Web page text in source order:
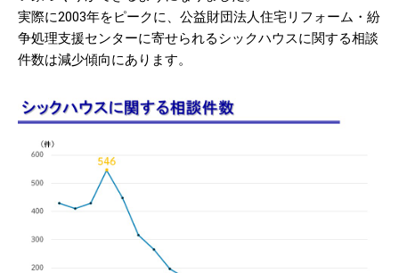
実際に2003年をピークに、公益財団法人住宅リフォーム・紛
争処理支援センターに寄せられるシックハウスに関する相談
件数は減少傾向にあります。